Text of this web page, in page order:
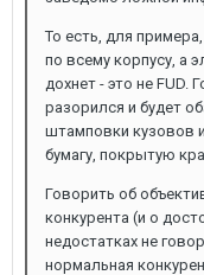
То есть, для
по всему корпусу, а
дохнет - это не FUD.
разорился и будет
штамповки кузовов
бумагу, покрытую
Говорить об
конкурента (и о
недостатках не
нормальная